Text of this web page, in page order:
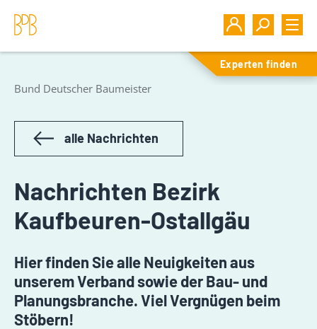
Experten finden
Bund Deutscher Baumeister
alle Nachrichten
Nachrichten Bezirk
Kaufbeuren-Ostallgäu
Hier finden Sie alle Neuigkeiten aus
unserem Verband sowie der Bau- und
Planungsbranche. Viel Vergnügen beim
Stöbern!